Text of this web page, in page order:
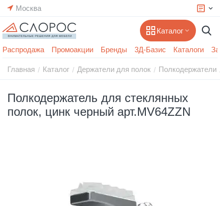
Москва
Каталог
Распродажа Промоакции Бренды 3Д-Базис Каталоги
Главная / Каталог / Держатели для полок / Полкодержатели
Полкодержатель для стеклянных
полок, цинк черный арт.MV64ZZN